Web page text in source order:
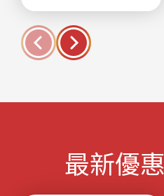
最新優惠